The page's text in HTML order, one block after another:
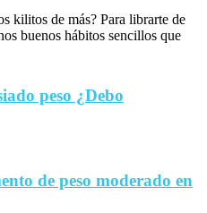
kilitos de más? Para librarte de
buenos hábitos sencillos que
peso ¿Debo
de peso moderado en